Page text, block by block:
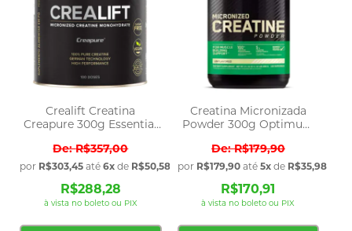
Crealift Creatina
Creapure 300g Essential
R$357,00
por R$303,45 até 6x de R$50,58 sem juros
R$288,28
à vista no boleto ou PIX
Creatina Micronizada
Powder 300g Optimum
R$179,90
por R$179,90até 5xde R$35,98sem
R$170,91
à vista no boleto ou PIX